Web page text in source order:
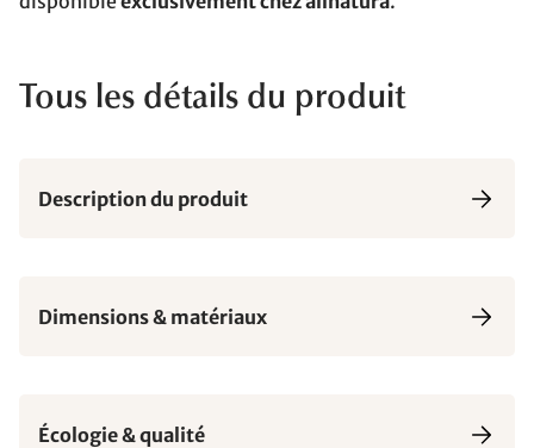
Tous les détails du produit
Description du produit
Dimensions & matériaux
Écologie & qualité